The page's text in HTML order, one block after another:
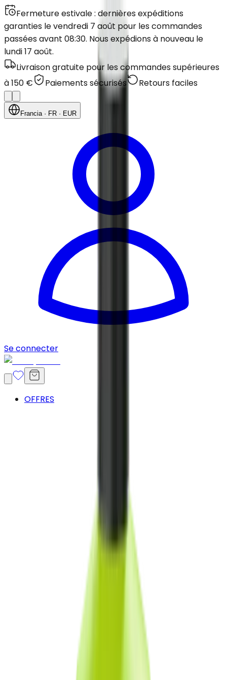
Fermeture estivale : dernières expéditions
garanties le vendredi 7 août pour les commandes
passées avant 08:30. Nous expédions à nouveau le
lundi 17 août.
Livraison gratuite pour les commandes supérieures
à 150 €
Paiements sécurisés Retours faciles
Francia· FR · EUR
Se connecter
OFFRES